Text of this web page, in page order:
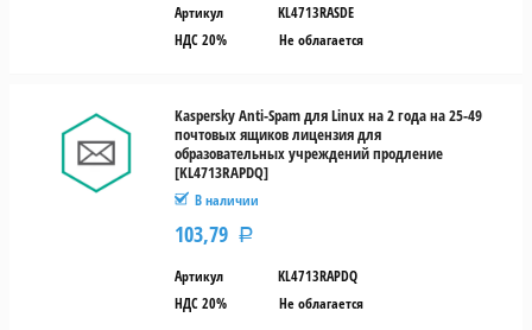
Артикул
KL4713RASDE
НДС 20%
Не облагается
Kaspersky Anti-Spam для Linux на 2 года на 25-49
почтовых ящиков лицензия для
образовательных учреждений продление
[KL4713RAPDQ]
В наличии
103,79 Р
Артикул
KL4713RAPDQ
НДС 20%
Не облагается